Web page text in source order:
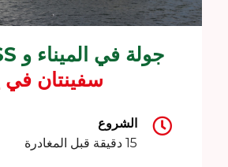
جولة في الميناء و SS روتردام
سفينتان في
الشروع
15 دقيقة قبل المغادرة